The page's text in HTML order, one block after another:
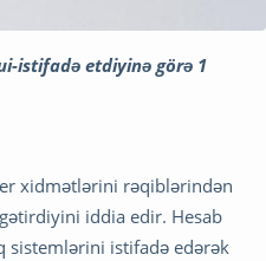
istifadə etdiyinə görə 1
xidmətlərini rəqiblərindən
iddia edir. Hesab
sistemlərini istifadə edərək